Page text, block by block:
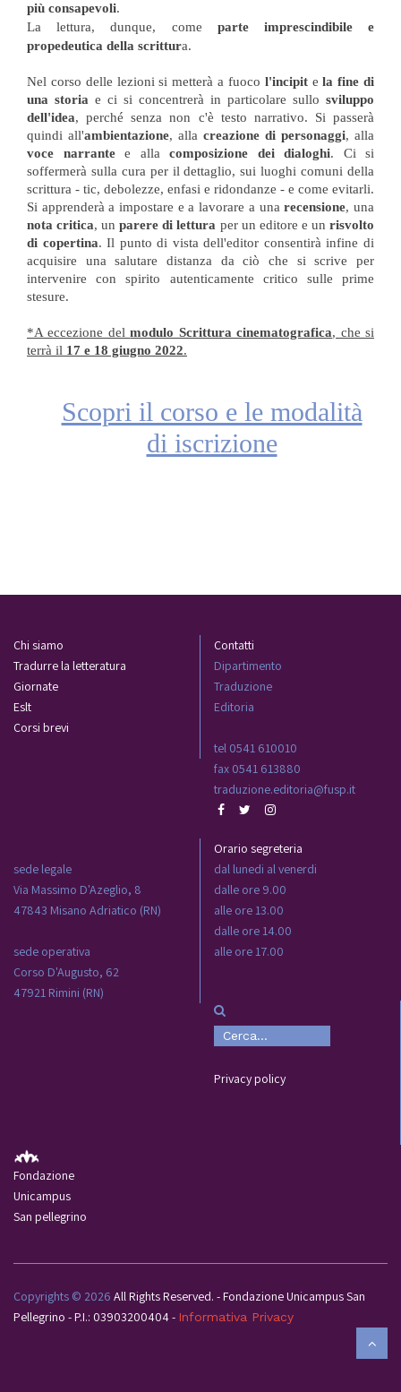
più consapevoli.
La lettura, dunque, come parte imprescindibile e
propedeutica della scrittura.
Nel corso delle lezioni si metterà a fuoco l'incipit ela fine di
una storia e ci si concentrerà in particolare sullo sviluppo
dell'idea, perché senza non c'è testo narrativo. Si passerà
quindi all'ambientazione, alla creazione di personaggi, alla
voce narrante e alla composizione dei dialoghi. Ci si
soffermerà sulla cura per il dettaglio, sui luoghi comuni della
scrittura - tic, debolezze, enfasi e ridondanze - e come evitarli.
Si apprenderà a impostare e a lavorare a unarecensione, una
nota critica, un parere di lettura per un editore e unrisvolto
di copertina. Il punto di vista dell'editor consentirà infine di
acquisire una salutare distanza da ciò che si scrive per
intervenire con spirito autenticamente critico sulle prime
stesure.
*A eccezione delmodulo Scrittura cinematografica, che si
terrà il 17 e 18 giugno 2022.
Scopri il corso e le modalità
di iscrizione
Chi siamo
Tradurre la letteratura
Giornate
Eslt
Corsi brevi
Contatti
Dipartimento
Traduzione
Editoria
tel 0541 610010
fax 0541 613880
traduzione.editoria@fusp.it
sede legale
Via Massimo D'Azeglio, 8
47843 Misano Adriatico (RN)
sede operativa
Corso D'Augusto, 62
47921 Rimini (RN)
Orario segreteria
dal lunedi al venerdi
dalle ore 9.00
alle ore 13.00
dalle ore 14.00
alle ore 17.00
Privacy policy
Fondazione
Unicampus
San pellegrino
Copyrights © 2026 All Rights Reserved. - Fondazione Unicampus San
Pellegrino - P.I.: 03903200404 - Informativa Privacy